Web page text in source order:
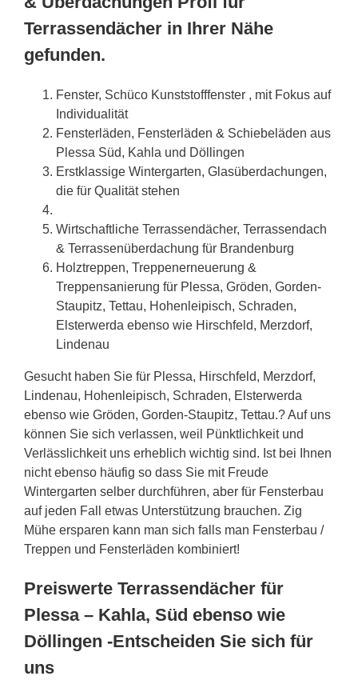
Terrassendächer in Ihrer Nähe
gefunden.
Fenster, Schüco Kunststofffenster , mit Fokus auf
Individualität
Fensterläden, Fensterläden & Schiebeläden aus
Plessa Süd, Kahla und Döllingen
Erstklassige Wintergarten, Glasüberdachungen,
die für Qualität stehen
Wirtschaftliche Terrassendächer, Terrassendach
& Terrassenüberdachung für Brandenburg
Holztreppen, Treppenerneuerung &
Treppensanierung für Plessa, Gröden, Gorden-
Staupitz, Tettau, Hohenleipisch, Schraden,
Elsterwerda ebenso wie Hirschfeld, Merzdorf,
Lindenau
Gesucht haben Sie für Plessa, Hirschfeld, Merzdorf,
Lindenau, Hohenleipisch, Schraden, Elsterwerda
ebenso wie Gröden, Gorden-Staupitz, Tettau.? Auf uns
können Sie sich verlassen, weil Pünktlichkeit und
Verlässlichkeit uns erheblich wichtig sind. Ist bei Ihnen
nicht ebenso häufig so dass Sie mit Freude
Wintergarten selber durchführen, aber für Fensterbau
auf jeden Fall etwas Unterstützung brauchen. Zig
Mühe ersparen kann man sich falls man Fensterbau /
Treppen und Fensterläden kombiniert!
Preiswerte Terrassendächer für
Plessa – Kahla, Süd ebenso wie
Döllingen -Entscheiden Sie sich für
uns